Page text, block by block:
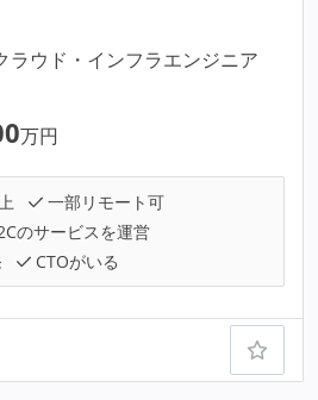
ラウド・インフラエンジニア
万円
一部リモート可
のサービスを運営
CTOがいる